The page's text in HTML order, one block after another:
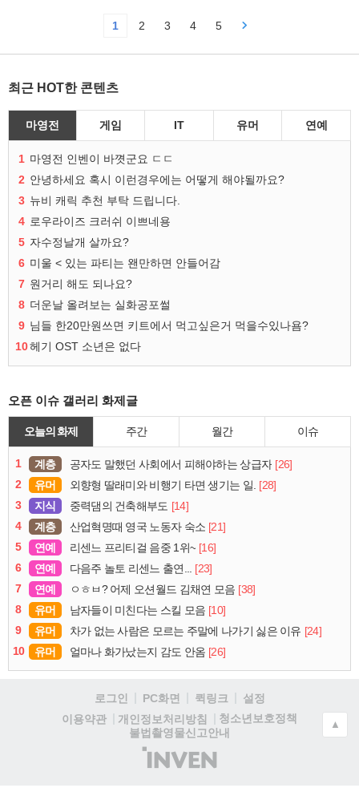
1 2 3 4 5
최근 HOT한 콘텐츠
마영전 게임 IT 유머 연예
1 마영전 인벤이 바꼇군요 ㄷㄷ
2 안녕하세요 혹시 이런경우에는 어떻게 해야될까요?
3 뉴비 캐릭 추천 부탁 드립니다.
4 로우라이즈 크러쉬 이쁘네용
5 자수정날개 살까요?
6 미울 < 있는 파티는 왠만하면 안들어감
7 원거리 해도 되나요?
8 더운날 올려보는 실화공포썰
9 님들 한20만원쓰면 키트에서 먹고싶은거 먹을수있나욤?
10헤기 OST 소년은 없다
오픈 이슈 갤러리 화제글
오늘의 화제 주간 월간 이슈
1 계층 공자도 말했던 사회에서 피해야하는 상급자 [26]
2
유머 외향형 딸래미와 비행기 타면 생기는 일. [28]
3
지식 중력댐의 건축해부도 [14]
4
계층 산업혁명때 영국 노동자 숙소 [21]
5
연예 리센느 프리티걸 음중 1위~ [16]
6
연예 다음주 놀토 리센느 출연...
[23]
7
연예 ㅇㅎㅂ? 어제 오션월드 김채연 모음 [38]
8
유머 남자들이 미친다는 스킬 모음 [10]
9
유머 차가 없는 사람은 모르는 주말에 나가기 싫은 이유 [24]
10
유머 얼마나 화가났는지 감도 안옴 [26]
로그인 PC화면 퀵링크
설정
이용약관
개인정보처리방침
청소년보호정책
불법촬영물신고안내
(주)
인
▲